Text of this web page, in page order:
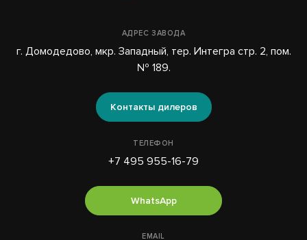
АДРЕС ЗАВОДА
г. Домодедово, мкр. Западный, тер. Интегра стр. 2, пом.
№ 189.
Контакты дилеров
ТЕЛЕФОН
+7 495 955-16-79
WhatsApp
EMAIL